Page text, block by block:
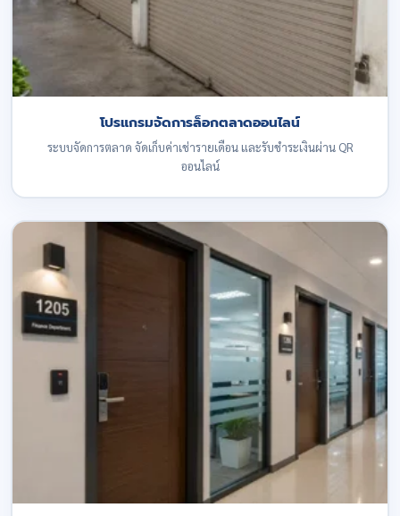
โปรแกรมจัดการล็อกตลาดออนไลน์
ระบบจัดการตลาด จัดเก็บค่าเช่ารายเดือน และรับชำระเงินผ่าน QR
ออนไลน์